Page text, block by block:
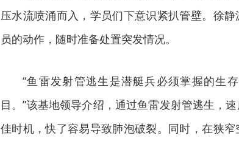
压水流喷涌而入，学员们下意识紧扒管壁。徐
员的动作，随时准备处置突发情况。
“鱼雷发射管逃生是潜艇兵必须掌握的生
目。”该基地领导介绍，通过鱼雷发射管逃生，
佳时机，快了容易导致肺泡破裂。同时，在狭